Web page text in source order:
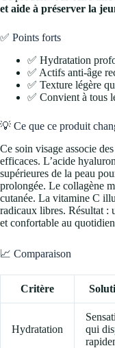
et aide à préserver la
✅ Points forts
✅ Hydratation
✅ Actifs anti-âge
✅ Texture légère
✅ Convient à tous
💡 Ce que ce produit
Ce soin visage associe
efficaces. L’acide
supérieures de la peau
prolongée. Le collagène
cutanée. La vitamine C
radicaux libres. Résultat :
et confortable au
📈 Comparaison
Critère
Hydratation
qui